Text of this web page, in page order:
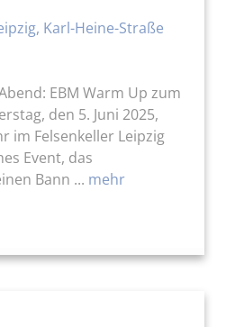
Karl-Heine-Straße
EBM Warm Up zum
den 5. Juni 2025,
im Felsenkeller Leipzig
Event, das
Bann ... mehr